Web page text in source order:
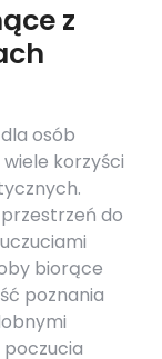
z
osób
korzyści
do
biorące
poznania